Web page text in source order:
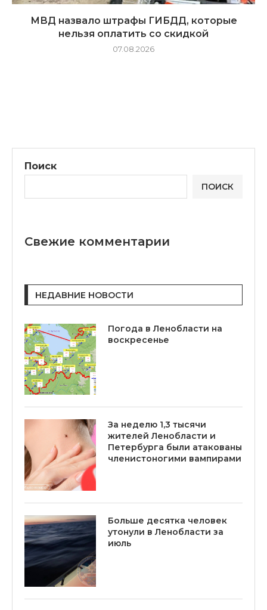
МВД назвало штрафы ГИБДД, которые
нельзя оплатить со скидкой
07.08.2026
Поиск
ПОИСК
Свежие комментарии
НЕДАВНИЕ НОВОСТИ
Погода в Ленобласти на
воскресенье
За неделю 1,3 тысячи
жителей Ленобласти и
Петербурга были атакованы
членистоногими вампирами
Больше десятка человек
утонули в Ленобласти за
июль